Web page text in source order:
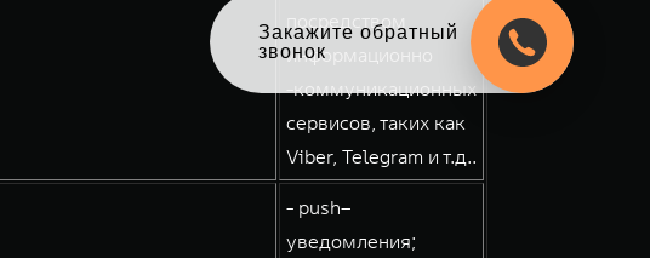
посредством
информационно
-коммуникационных
сервисов, таких как
Viber, Telegram и т.д..
- push–
уведомления;
Закажите обратный
звонок